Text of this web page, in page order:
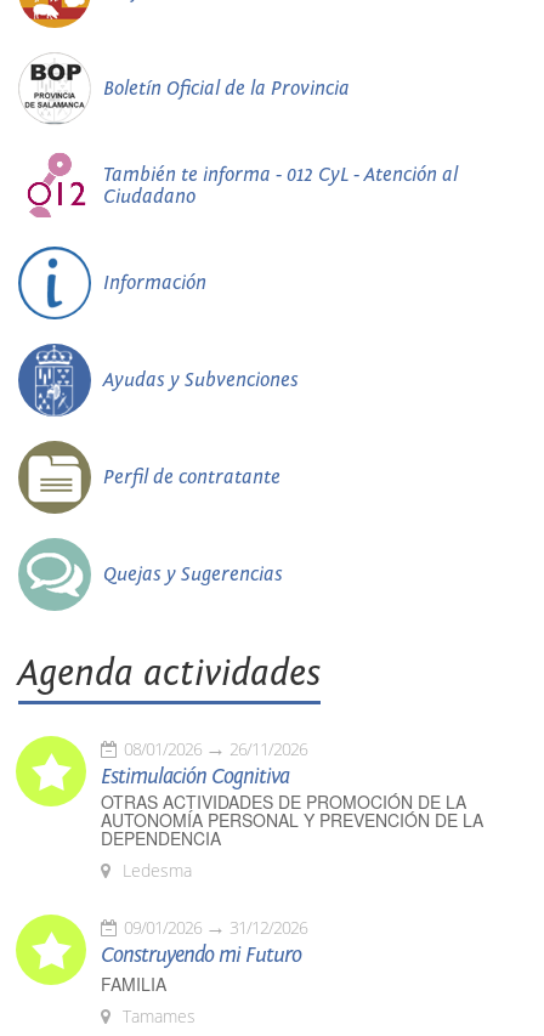
Boletín Oficial de la Provincia
También te informa - 012 CyL - Atención al
Ciudadano
Información
Ayudas y Subvenciones
Perfil de contratante
Quejas y Sugerencias
Agenda actividades
08/01/2026 26/11/2026
Estimulación Cognitiva
OTRAS ACTIVIDADES DE PROMOCIÓN DE LA
AUTONOMÍA PERSONAL Y PREVENCIÓN DE LA
DEPENDENCIA
Ledesma
09/01/2026 31/12/2026
Construyendo mi Futuro
FAMILIA
Tamames